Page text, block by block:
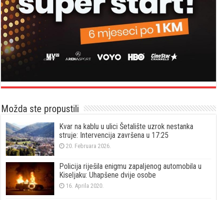
Možda ste propustili
Kvar na kablu u ulici Šetalište uzrok nestanka
struje: Intervencija završena u 17:25
20. Februara 2026.
Policija riješila enigmu zapaljenog automobila u
Kiseljaku: Uhapšene dvije osobe
16. Aprila 2020.